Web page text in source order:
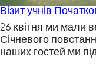
Візит учнів
26 квітня ми мали
Січневого
наших гостей ми